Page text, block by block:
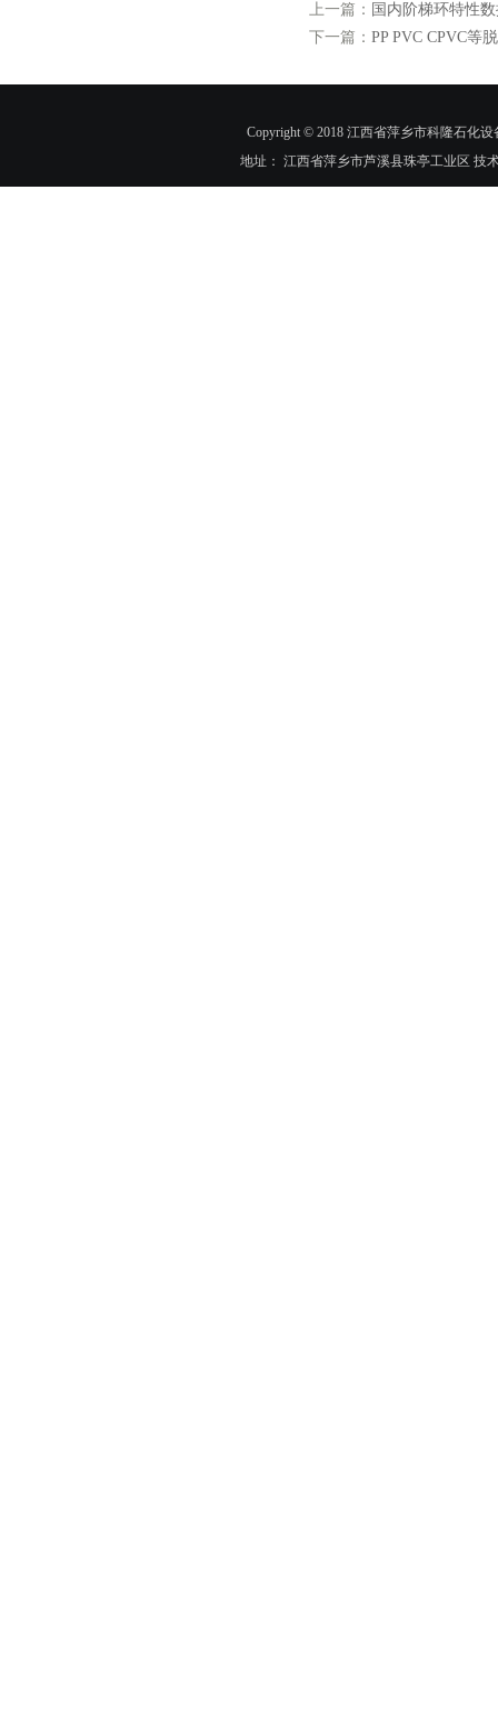
上一篇： 国内阶梯环特性
下一篇： PP PVC CPVC等
Copyright © 2018 江西省萍乡市科隆石化
地址： 江西省萍乡市芦溪县珠亭工业区 技